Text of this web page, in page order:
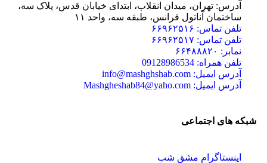
آدرس: تهران، میدان انقلاب، ابتدای خیابان قدس، پلاک سه،
ساختمان آناتول فرانس، طبقه سه، واحد ۱۱
تلفن تماس: ۶۶۹۶۲۵۱۶
تلفن تماس: ۶۶۹۶۲۵۱۷
نمابر: ۶۶۴۸۸۸۲۰
تلفن همراه: 09128986534
آدرس ایمیل: info@mashghshab.com
آدرس ایمیل: Mashgheshab84@yaho.com
شبکه های اجتماعی
اینستاگرام مشق شب